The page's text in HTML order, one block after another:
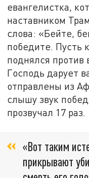
евангелистка,
наставником
слова: «Бейте,
победите. Пусть
поднялся против
Господь дарует
отправлены из
слышу звук
прозвучал 17 раз.
«Вот таким
прикрывают